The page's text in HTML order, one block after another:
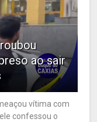
ao sair
vítima com
confessou o